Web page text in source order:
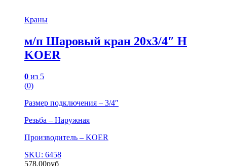
Краны
м/п Шаровый кран 20х3/4″ Н
KOER
0 из 5
(0)
Размер подключения – 3/4″
Резьба – Наружная
Производитель – KOER
SKU: 6458
578.00руб